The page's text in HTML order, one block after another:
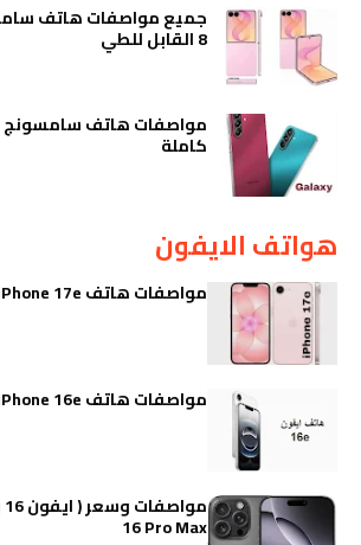
8 القابل للطي
كاملة
هواتف الايفون
مواصفات هاتف iPhone 17e كاملا
مواصفات هاتف iPhone 16e
16 Pro Max